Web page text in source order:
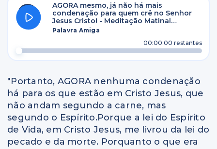
AGORA mesmo, já não há mais
condenação para quem crê no Senhor
Jesus Cristo! - Meditação Matinal
24/08/25
Palavra Amiga
00:00:00 restantes
"Portanto, AGORA nenhuma condenação
há para os que estão em Cristo Jesus, que
não andam segundo a carne, mas
segundo o Espírito.Porque a lei do Espírito
de Vida, em Cristo Jesus, me livrou da lei do
pecado e da morte. Porquanto o que era